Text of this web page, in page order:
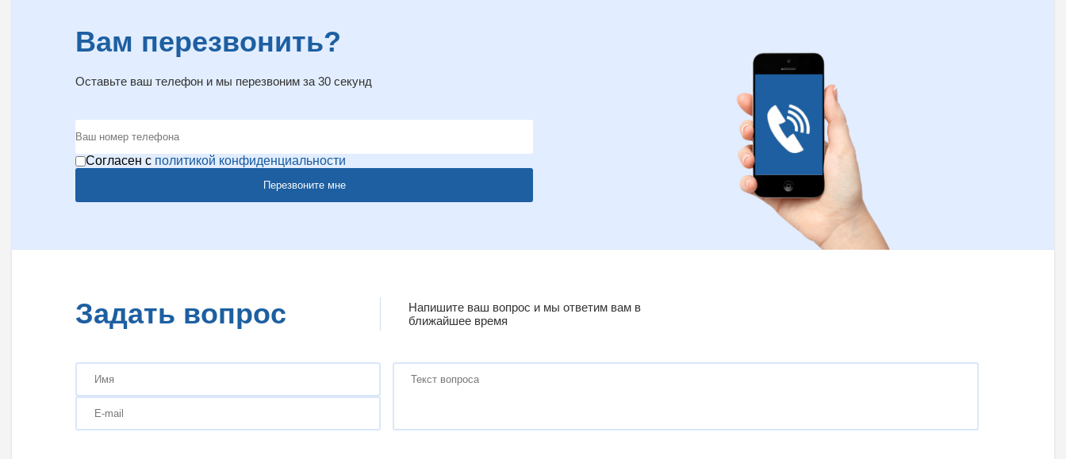
Вам перезвонить?
Оставьте ваш телефон и мы перезвоним за 30 секунд
Согласен с политикой конфиденциальности
Перезвоните мне
Задать вопрос
Напишите ваш вопрос и мы ответим вам в
ближайшее время